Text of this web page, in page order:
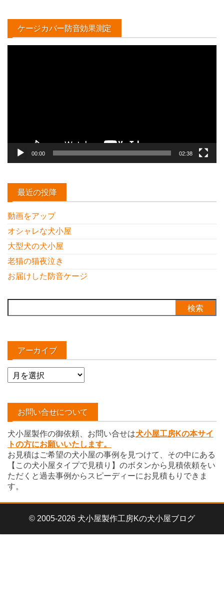
ケージカバー防音効果測定
00:00 02:38
最近の投降
動画をアップ
オシャレな犬小屋
大型犬の犬小屋
老猫の猫夜泣き
お届けした防音ケージ
索:
アーカイブ
ア
ー
イ
お問い合せについて
犬小屋製作の御依頼、お問い合せは犬小屋工房Kの本サイ
トの方にお願いいたします。
お見積はご希望の犬小屋の事例を見つけて、その中にある
【この犬小屋タイプで見積り】のボタンから見積依頼をい
ただくと過去事例からスピーディーにお見積もりできま
す。
© 2005-2026 犬小屋製作工房Kの犬小屋ブログ